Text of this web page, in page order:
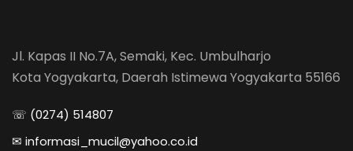
Jl. Kapas II No.7A, Semaki, Kec. Umbulharjo
Kota Yogyakarta, Daerah Istimewa Yogyakarta 55166
☏ (0274) 514807
✉ informasi_mucil@yahoo.co.id